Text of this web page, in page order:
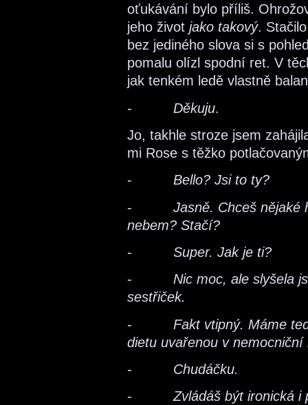
oťukávání bylo příliš.
jeho život jako takový.
bez jediného slova si s
pomalu olízl spodní ret. V
jak tenkém ledě vlastně
- Děkuju.
Jo, takhle stroze jsem
mi Rose s těžko
- Bello? Jsi to ty?
- Jasně. Chceš nějaké
nebem? Stačí?
- Super. Jak je ti?
- Nic moc, ale slyšela
sestřiček.
- Fakt vtipný. Máme
dietu uvařenou v nemocniční
- Chudáčku.
-Zvládáš být ironická i